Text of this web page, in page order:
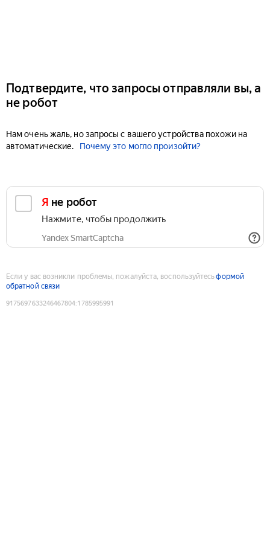
Подтвердите, что запросы отправляли вы, а
не робот
Нам очень жаль, но запросы с вашего устройства похожи на
автоматические.
Почему это могло произойти?
Я не робот
Нажмите, чтобы продолжить
Yandex SmartCaptcha
Если у вас возникли проблемы, пожалуйста, воспользуйтесьформой
обратной связи
9175697633246467804:1785995991